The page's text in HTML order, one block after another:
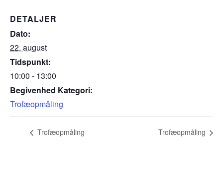
DETALJER
Dato:
22. august
Tidspunkt:
10:00 - 13:00
Begivenhed Kategori:
Trofæopmåling
Trofæopmåling Trofæopmåling